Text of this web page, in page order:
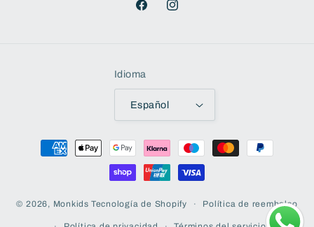
FacebookInstagram
Idioma
Español
Formas
© 2026, Monkids Tecnología de Shopify Política de reembolso